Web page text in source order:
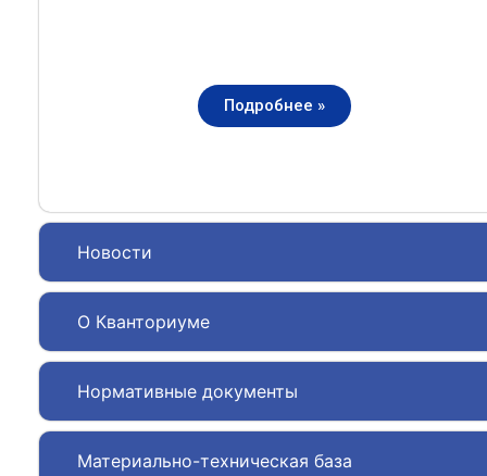
Новости
О Кванториуме
Нормативные документы
Материально-техническая база
Подробнее »